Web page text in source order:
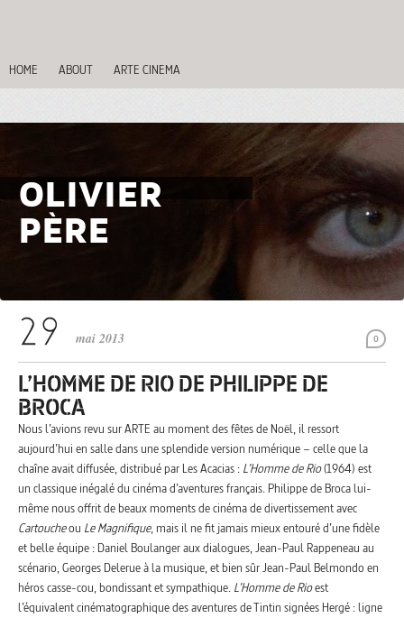
HOME ABOUT ARTE CINEMA
OLIVIER
PÈRE
0
mai 2013
L’HOMME DE RIO DE PHILIPPE DE
BROCA
Nous l’avions revu sur ARTE au moment des fêtes de Noël, il ressort
aujourd’hui en salle dans une splendide version numérique – celle que la
chaîne avait diffusée, distribué par Les Acacias : L’Homme de Rio(1964) est
un classique inégalé du cinéma d’aventures français. Philippe de Broca lui-
même nous offrit de beaux moments de cinéma de divertissement avec
Cartoucheou Le Magnifique, mais il ne fit jamais mieux entouré d’une fidèle
et belle équipe : Daniel Boulanger aux dialogues, Jean-Paul Rappeneau au
scénario, Georges Delerue à la musique, et bien sûr Jean-Paul Belmondo en
héros casse-cou, bondissant et sympathique. L’Homme de Rioest
l’équivalent cinématographique des aventures de Tintin signées Hergé : ligne